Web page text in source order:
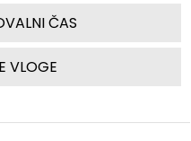
ČAS
VLOGE